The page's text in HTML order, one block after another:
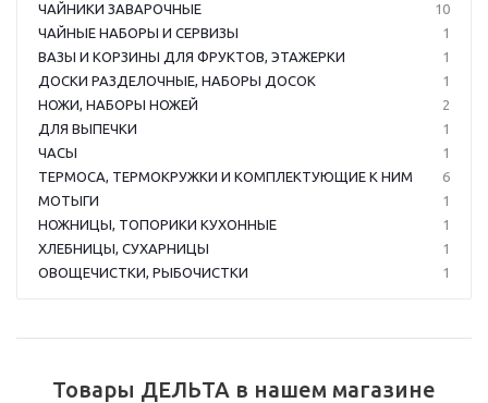
ЧАЙНИКИ ЗАВАРОЧНЫЕ
10
ЧАЙНЫЕ НАБОРЫ И СЕРВИЗЫ
1
ВАЗЫ И КОРЗИНЫ ДЛЯ ФРУКТОВ, ЭТАЖЕРКИ
1
ДОСКИ РАЗДЕЛОЧНЫЕ, НАБОРЫ ДОСОК
1
НОЖИ, НАБОРЫ НОЖЕЙ
2
ДЛЯ ВЫПЕЧКИ
1
ЧАСЫ
1
ТЕРМОСА, ТЕРМОКРУЖКИ И КОМПЛЕКТУЮЩИЕ К НИМ
6
МОТЫГИ
1
НОЖНИЦЫ, ТОПОРИКИ КУХОННЫЕ
1
ХЛЕБНИЦЫ, СУХАРНИЦЫ
1
ОВОЩЕЧИСТКИ, РЫБОЧИСТКИ
1
Товары ДЕЛЬТА в нашем магазине